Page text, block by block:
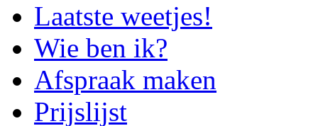
Laatste weetjes!
Wie ben ik?
Afspraak maken
Prijslijst